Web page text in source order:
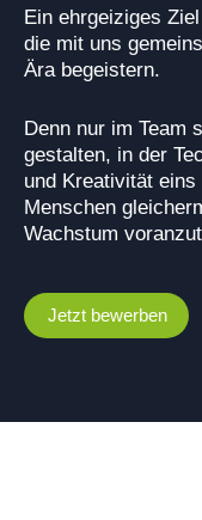
Ein ehrgeiziges
die mit uns
Ära begeistern.
Denn nur im Team
gestalten, in der
und Kreativität eins
Menschen
Wachstum
Jetzt bewerben